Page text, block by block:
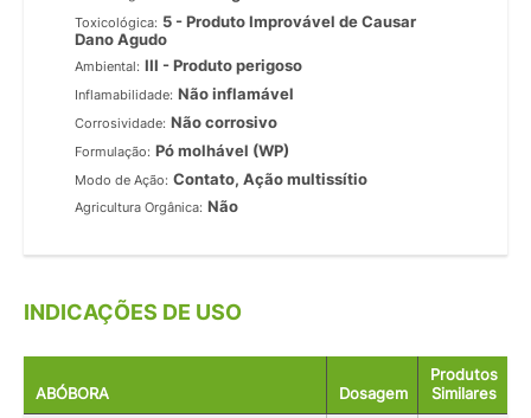
Toxicológica: 5 - Produto Improvável de Causar
Dano Agudo
Ambiental: III - Produto perigoso
Inflamabilidade: Não inflamável
Corrosividade: Não corrosivo
Formulação: Pó molhável (WP)
Modo de Ação: Contato, Ação multissítio
Agricultura Orgânica: Não
INDICAÇÕES DE USO
ABÓBORA Dosagem
Produtos
Similares